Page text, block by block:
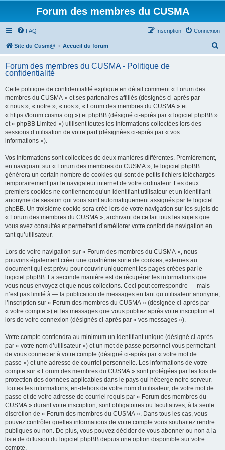
Forum des membres du CUSMA
FAQ Connexion
Inscription
Site du Cusm@ Accueil du forum
h
Forum des membres du CUSMA - Politique de
confidentialité
Cette politique de confidentialité explique en détail comment « Forum des
membres du CUSMA » et ses partenaires affiliés (désignés ci-après par
« nous », « notre », « nos », « Forum des membres du CUSMA » et
« https://forum.cusma.org ») et phpBB (désigné ci-après par « logiciel phpBB »
et « phpBB Limited ») utilisent toutes les informations collectées lors des
sessions d’utilisation de votre part (désignées ci-après par « vos
informations »).
Vos informations sont collectées de deux manières différentes. Premièrement,
en naviguant sur « Forum des membres du CUSMA », le logiciel phpBB
génèrera un certain nombre de cookies qui sont de petits fichiers téléchargés
temporairement par le navigateur internet de votre ordinateur. Les deux
premiers cookies ne contiennent qu’un identifiant utilisateur et un identifiant
anonyme de session qui vous sont automatiquement assignés par le logiciel
phpBB. Un troisième cookie sera créé lors de votre navigation sur les sujets de
« Forum des membres du CUSMA », archivant de ce fait tous les sujets que
vous avez consultés et permettant d’améliorer votre confort de navigation en
tant qu’utilisateur.
Lors de votre navigation sur « Forum des membres du CUSMA », nous
pouvons également créer une quatrième sorte de cookies, externes au
document qui est prévu pour couvrir uniquement les pages créées par le
logiciel phpBB. La seconde manière est de récupérer les informations que
vous nous envoyez et que nous collectons. Ceci peut correspondre — mais
n’est pas limité à — la publication de messages en tant qu’utilisateur anonyme,
l’inscription sur « Forum des membres du CUSMA » (désignée ci-après par
« votre compte ») et les messages que vous publiez après votre inscription et
lors de votre connexion (désignés ci-après par « vos messages »).
Votre compte contiendra au minimum un identifiant unique (désigné ci-après
par « votre nom d’utilisateur ») et un mot de passe personnel vous permettant
de vous connecter à votre compte (désigné ci-après par « votre mot de
passe ») et une adresse de courriel personnelle. Les informations de votre
compte sur « Forum des membres du CUSMA » sont protégées par les lois de
protection des données applicables dans le pays qui héberge notre serveur.
Toutes les informations, en-dehors de votre nom d’utilisateur, de votre mot de
passe et de votre adresse de courriel requis par « Forum des membres du
CUSMA » durant votre inscription, sont obligatoires ou facultatives, à la seule
discrétion de « Forum des membres du CUSMA ». Dans tous les cas, vous
pouvez contrôler quelles informations de votre compte vous souhaitez rendre
publiques ou non. De plus, vous pouvez décider de vous abonner ou non à la
liste de diffusion du logiciel phpBB depuis une option disponible sur votre
compte.